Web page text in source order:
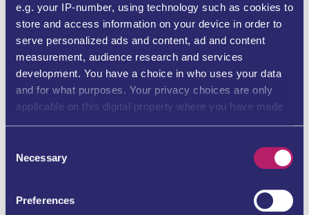
e.g. your IP-number, using technology such as cookies to
store and access information on your device in order to
serve personalized ads and content, ad and content
measurement, audience research and services
development. You have a choice in who uses your data
and for what purposes. Your privacy choices are only
applicable on this digital property where you have made
your choices. You can change or withdraw your consent
the Privacy trigger icon.
Collect information about your geographical location
Selection
Necessary
Preferences
École de langue Evolanguage
60313 Frankfurt